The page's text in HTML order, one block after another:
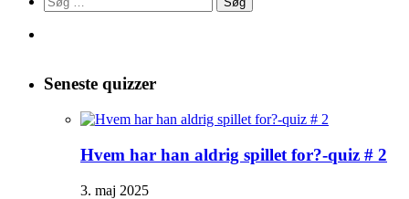
efter:
Seneste quizzer
Hvem har han aldrig spillet for?-quiz # 2
3. maj 2025